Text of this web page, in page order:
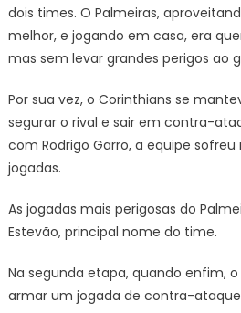
dois times. O Palmeiras,
melhor, e jogando em casa, era
mas sem levar grandes perigos ao
Por sua vez, o Corinthians se
segurar o rival e sair em contra-
com Rodrigo Garro, a equipe
jogadas.
As jogadas mais perigosas do
Estevão, principal nome do time.
Na segunda etapa, quando enfim,
armar um jogada de contra-